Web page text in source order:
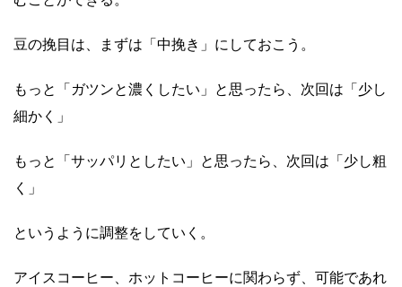
豆の挽目は、まずは「中挽き」にしておこう。
もっと「ガツンと濃くしたい」と思ったら、次回は「少し
細かく」
もっと「サッパリとしたい」と思ったら、次回は「少し粗
く」
というように調整をしていく。
アイスコーヒー、ホットコーヒーに関わらず、可能であれ